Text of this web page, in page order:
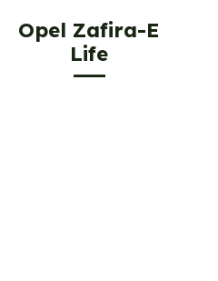
Opel Zafira-E
Life